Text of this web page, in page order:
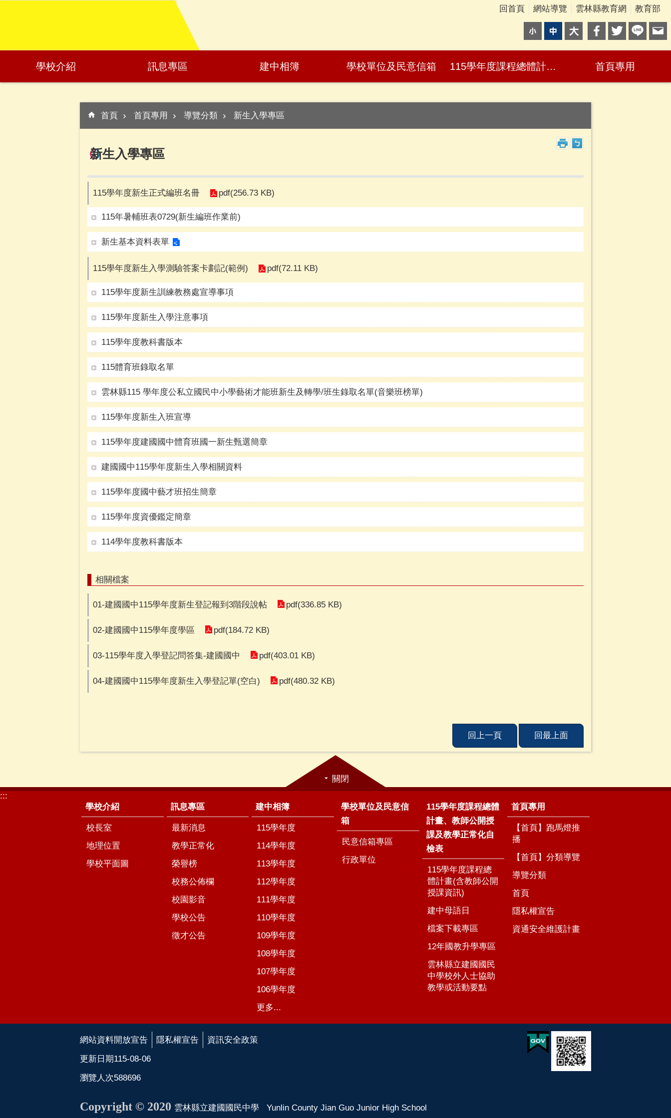
回首頁 網站導覽 雲林縣教育網 教育部
學校介紹 訊息專區 建中相簿 學校單位及民意信箱 115學年度課程總體計畫、教師公開授課及教學正常化自檢表 首頁專用
首頁
首頁專用 導覽分類 新生入學專區
新生入學專區
_
115學年度新生正式編班名冊 pdf(256.73 KB)
115年暑輔班表0729(新生編班作業前)
新生基本資料表單
115學年度新生入學測驗答案卡劃記(範例) pdf(72.11 KB)
115學年度新生訓練教務處宣導事項
115學年度新生入學注意事項
115學年度教科書版本
115體育班錄取名單
雲林縣115 學年度公私立國民中小學藝術才能班新生及轉學/班生錄取名單(音樂班榜單)
115學年度新生入班宣導
115學年度建國國中體育班國一新生甄選簡章
建國國中115學年度新生入學相關資料
115學年度國中藝才班招生簡章
115學年度資優鑑定簡章
114學年度教科書版本
相關檔案
01-建國國中115學年度新生登記報到3階段說帖 pdf(336.85 KB)
02-建國國中115學年度學區 pdf(184.72 KB)
03-115學年度入學登記問答集-建國國中 pdf(403.01 KB)
04-建國國中115學年度新生入學登記單(空白) pdf(480.32 KB)
回上一頁 回最上面
關閉
:::
學校介紹
校長室
地理位置
學校平面圖
訊息專區
最新消息
教學正常化
榮譽榜
校務公佈欄
校園影音
學校公告
徵才公告
建中相簿
115學年度
114學年度
113學年度
112學年度
111學年度
110學年度
109學年度
108學年度
107學年度
106學年度
更多...
學校單位及民意信
箱
民意信箱專區
行政單位
115學年度課程總體
計畫、教師公開授
課及教學正常化自
檢表
115學年度課程總
體計畫(含教師公開
授課資訊)
建中母語日
檔案下載專區
12年國教升學專區
雲林縣立建國國民
中學校外人士協助
教學或活動要點
首頁專用
【首頁】跑馬燈推
播
【首頁】分類導覽
導覽分類
首頁
隱私權宣告
資通安全維護計畫
網站資料開放宣告 隱私權宣告
資訊安全政策
更新日期115-08-06
瀏覽人次588696
Copyright © 2020 雲林縣立建國國民中學 Yunlin County Jian Guo Junior High School